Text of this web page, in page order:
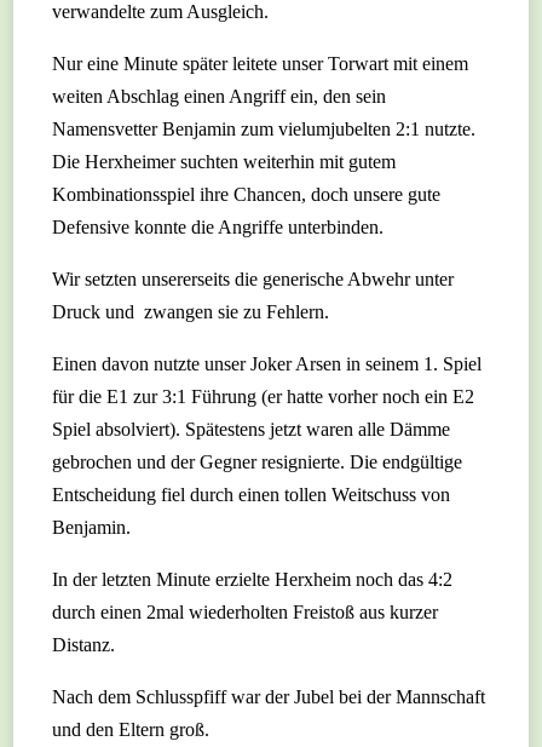
verwandelte zum Ausgleich.
Nur eine Minute später leitete unser Torwart mit einem
weiten Abschlag einen Angriff ein, den sein
Namensvetter Benjamin zum vielumjubelten 2:1 nutzte.
Die Herxheimer suchten weiterhin mit gutem
Kombinationsspiel ihre Chancen, doch unsere gute
Defensive konnte die Angriffe unterbinden.
Wir setzten unsererseits die generische Abwehr unter
Druck und zwangen sie zu Fehlern.
Einen davon nutzte unser Joker Arsen in seinem 1. Spiel
für die E1 zur 3:1 Führung (er hatte vorher noch ein E2
Spiel absolviert). Spätestens jetzt waren alle Dämme
gebrochen und der Gegner resignierte. Die endgültige
Entscheidung fiel durch einen tollen Weitschuss von
Benjamin.
In der letzten Minute erzielte Herxheim noch das 4:2
durch einen 2mal wiederholten Freistoß aus kurzer
Distanz.
Nach dem Schlusspfiff war der Jubel bei der Mannschaft
und den Eltern groß.